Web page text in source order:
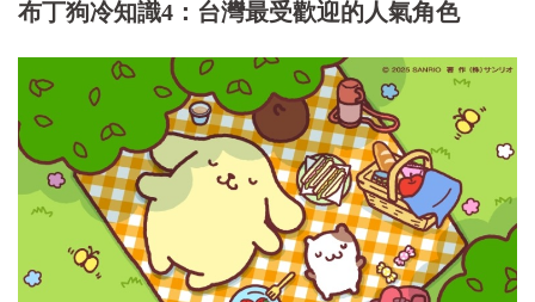
布丁狗冷知識4：台灣最受歡迎的人氣角色